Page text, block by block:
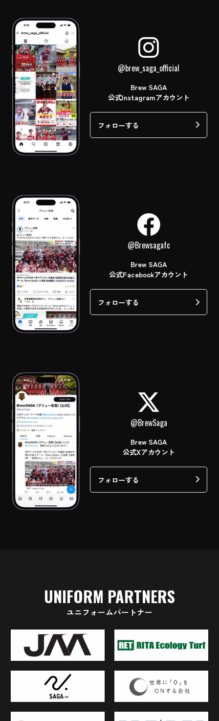
@brew_saga_official
Brew SAGA
公式Instagramアカウント
フォローする
@Brewsagafc
Brew SAGA
公式Facebookアカウント
フォローする
@BrewSaga
Brew SAGA
公式Xアカウント
フォローする
UNIFORM PARTNERS
ユニフォームパートナー